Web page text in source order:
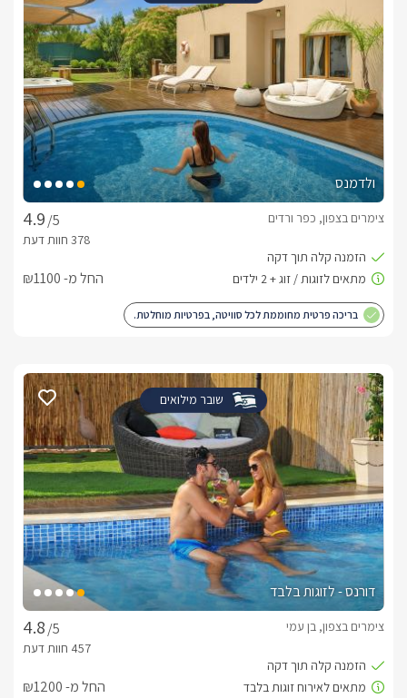
ולדמנס
/5
צימרים בצפון, כפר ורדים
החל מ- ₪1100
בריכה פרטית מחוממת לכל סוויטה, בפרטיות מוחלטת.
שובר מילואים
דורנס - לזוגות בלבד
/5
צימרים בצפון, בן עמי
החל מ- ₪1200